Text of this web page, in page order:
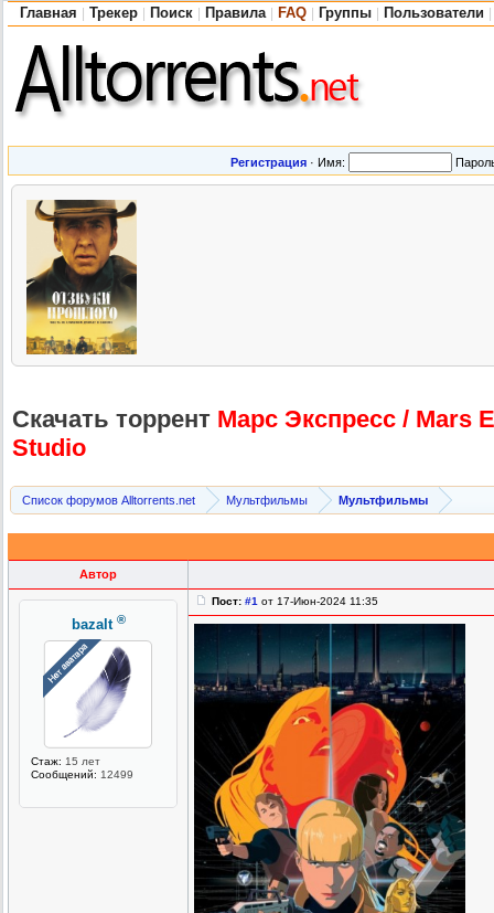
Главная Трекер Поиск Правила FAQ Группы Пользователи
Регистрация · Имя:
Скачать торрент Марс Экспресс / Mars
Studio
Список форумов Alltorrents.net Мультфильмы Мультфильмы
Автор
bazalt ®
Стаж: 15 лет
Сообщений: 12499
Пост: #1 от 17-Июн-2024 11:35